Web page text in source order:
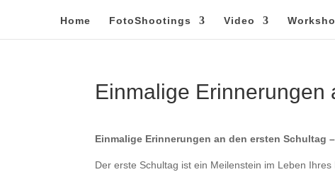
Home FotoShootings Video
Einmalige Erinnerungen
Einmalige Erinnerungen an den ersten Schultag –
Der erste Schultag ist ein Meilenstein im Leben